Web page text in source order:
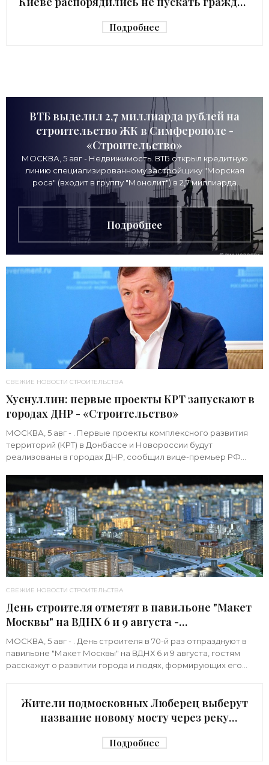
Подробнее
ВТБ выделил 2,7 миллиарда рублей на
строительство ЖК в Симферополе -
«Строительство»
МОСКВА, 5 авг - Недвижимость. ВТБ открыл кредитную
линию специализированному застройщику "Морская
роса" (входит в группу "Монолит") в 2,7 миллиарда
рублей для
Подробнее
СВЕЖИЕ НОВОСТИ СТРОИТЕЛЬСТВА
Хуснуллин: первые проекты КРТ запускают в
городах ДНР - «Строительство»
МОСКВА, 5 авг - . Первые проекты комплексного развития
территорий (КРТ) в Донбассе и Новороссии будут
реализованы в городах ДНР, сообщил вице-премьер РФ
СВЕЖИЕ НОВОСТИ СТРОИТЕЛЬСТВА
День строителя отметят в павильоне "Макет
Москвы" на ВДНХ 6 и 9 августа -
«Строительство»
МОСКВА, 5 авг - . День строителя в 70-й раз отпразднуют в
павильоне "Макет Москвы" на ВДНХ 6 и 9 августа, гостям
расскажут о развитии города и людях, формирующих его
Жители подмосковных Люберец выберут
название новому мосту через реку
Подробнее